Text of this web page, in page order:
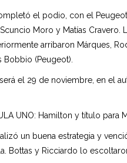
el podio, con el
Scuncio Moro y Matías
arribaron Márques,
Bobbio (Peugeot).
será el 29 de noviembre, en el
UNO: Hamilton y título para
un buena estrategia y
Bottas y Ricciardo lo